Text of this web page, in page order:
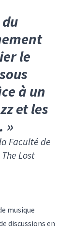
le
à un
et les
»
Faculté de
Lost
musique
discussions en